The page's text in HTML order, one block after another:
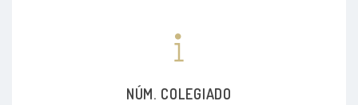
NÚM. COLEGIADO